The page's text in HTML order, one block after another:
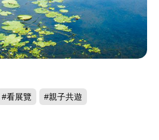
#看展覽 #親子共遊